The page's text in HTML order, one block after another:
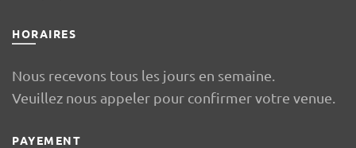
HORAIRES
Nous recevons tous les jours en semaine.
Veuillez nous appeler pour confirmer votre venue.
PAYEMENT